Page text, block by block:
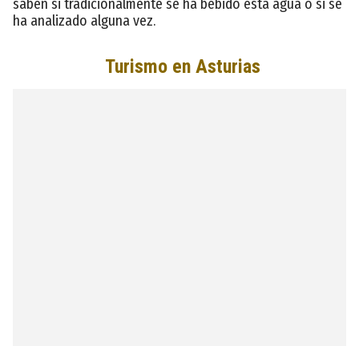
saben si tradicionalmente se ha bebido esta agua o si se
ha analizado alguna vez.